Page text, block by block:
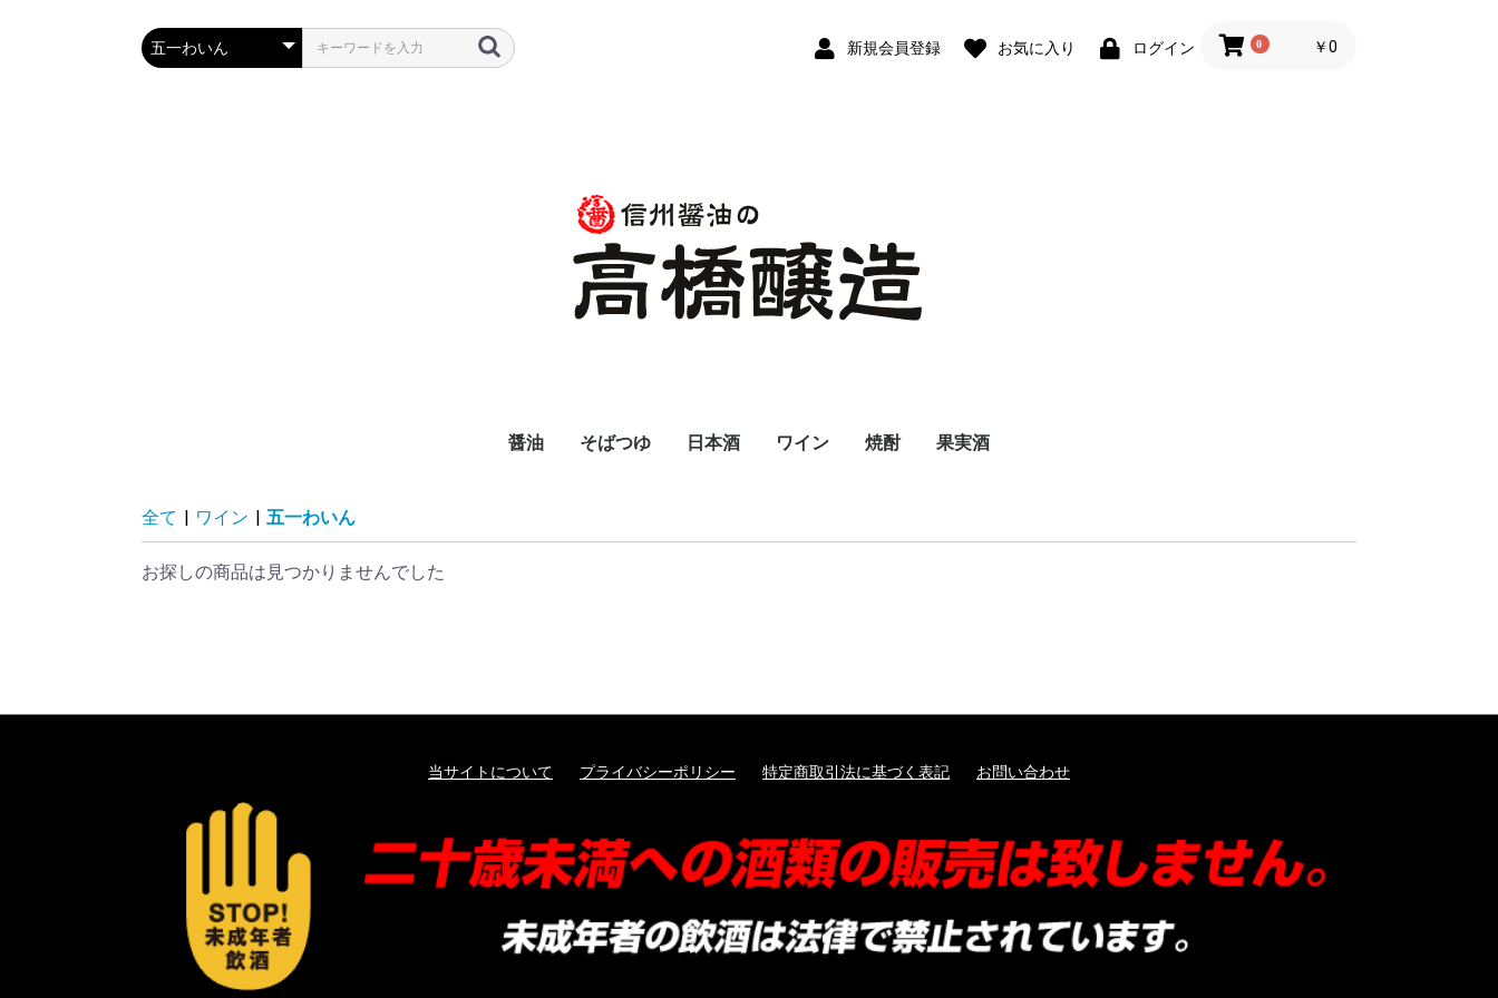
新規会員登録 お気に入り ログイン 0 ￥0
醤油 そばつゆ 日本酒 ワイン 焼酎 果実酒
全て | ワイン | 五一わいん
お探しの商品は見つかりませんでした
当サイトについて プライバシーポリシー 特定商取引法に基づく表記 お問い合わせ